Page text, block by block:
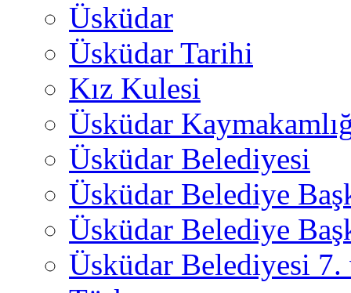
Üsküdar
Üsküdar Tarihi
Kız Kulesi
Üsküdar
Üsküdar Belediyesi
Üsküdar Belediye
Üsküdar Belediye
Üsküdar Belediyesi